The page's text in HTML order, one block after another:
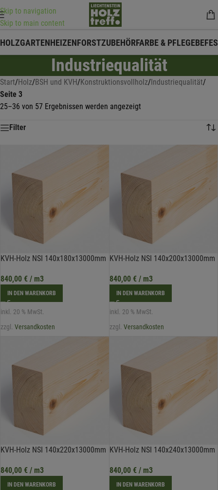
Skip to navigation
Skip to main content
HOLZGARTENHEIZENFORSTZUBEHÖRFARBE & PFLEGE
Industriequalität
Start/Holz/BSH und KVH/Konstruktionsvollholz/Industriequalität/
Seite 3
25–36 von 57 Ergebnissen werden angezeigt
Filter
KVH-Holz NSI 140x180x13000mm
840,00 € / m3
IN DEN WARENKORB
inkl. 20 % MwSt.
zzgl. Versandkosten
KVH-Holz NSI 140x200x13000mm
840,00 €/ m3
IN DEN WARENKORB
inkl. 20 % MwSt.
zzgl. Versandkosten
KVH-Holz NSI 140x220x13000mm
840,00 € / m3
IN DEN WARENKORB
KVH-Holz NSI 140x240x13000mm
840,00 €/ m3
IN DEN WARENKORB